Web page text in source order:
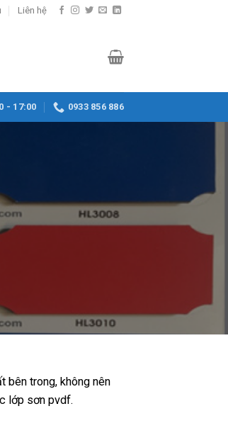
Liên hệ
- 17:00 0933 856 886
bên trong, không nên
lớp sơn pvdf.